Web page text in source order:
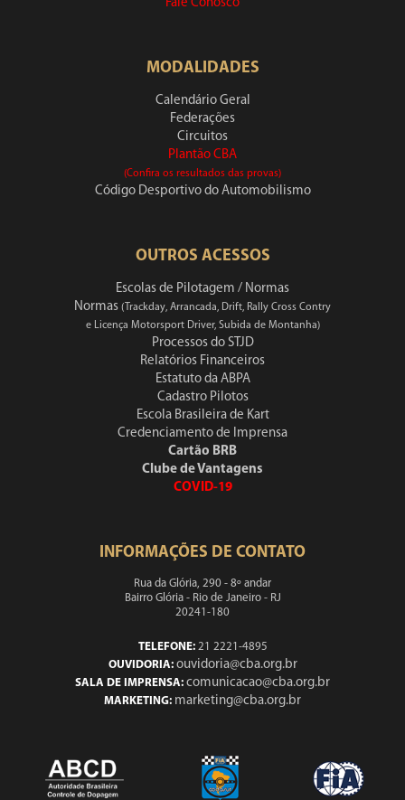
Fale Conosco
MODALIDADES
Calendário Geral
Federações
Circuitos
Plantão CBA
(Confira os resultados das provas)
Código Desportivo do Automobilismo
OUTROS ACESSOS
Escolas de Pilotagem / Normas
Normas (Trackday, Arrancada, Drift, Rally Cross Contry
e Licença Motorsport Driver, Subida de Montanha)
Processos do STJD
Relatórios Financeiros
Estatuto da ABPA
Cadastro Pilotos
Escola Brasileira de Kart
Credenciamento de Imprensa
Cartão BRB
Clube de Vantagens
COVID-19
INFORMAÇÕES DE CONTATO
Rua da Glória, 290 - 8º andar
Bairro Glória - Rio de Janeiro - RJ
20241-180
TELEFONE:21 2221-4895
OUVIDORIA: ouvidoria@cba.org.br
SALA DE IMPRENSA: comunicacao@cba.org.br
MARKETING: marketing@cba.org.br